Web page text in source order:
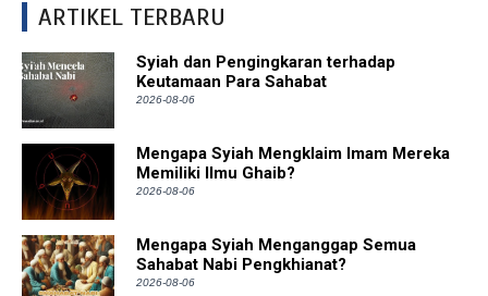
ARTIKEL TERBARU
Syiah dan Pengingkaran terhadap
Keutamaan Para Sahabat
2026-08-06
Mengapa Syiah Mengklaim Imam Mereka
Memiliki Ilmu Ghaib?
2026-08-06
Mengapa Syiah Menganggap Semua
Sahabat Nabi Pengkhianat?
2026-08-06